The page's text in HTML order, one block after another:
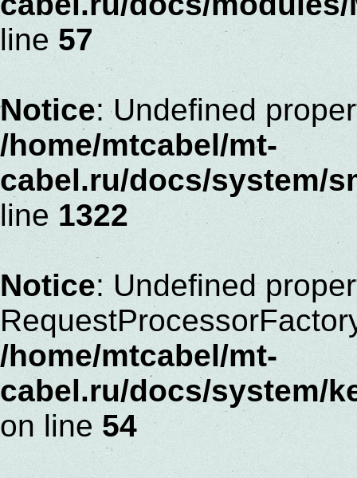
line 57
Notice: Undefined
/home/mtcabel/mt-
cabel.ru/docs/system/
line 1322
Notice: Undefined
/home/mtcabel/mt-
cabel.ru/docs/system/
on line 54